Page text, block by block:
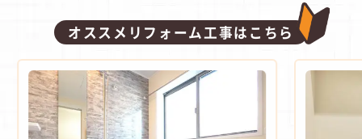
オススメリフォーム工事はこちら